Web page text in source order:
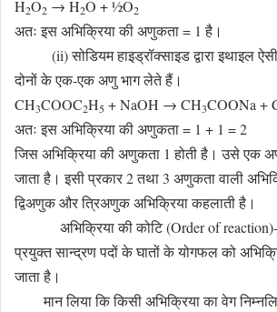
H2O2 → H2O + ½O2
अतः इस अभिक्रिया की अणुकता = 1 है।
(ii) सोडियम हाइड्रॉक्साइड द्वारा इथाइल
दोनों के एक-एक अणु भाग लेते हैं।
CH3COOC2H5 + NaOH → CH3COONa +
अतः इस अभिक्रिया की अणुकता = 1 + 1 = 2
जिस अभिक्रिया की अणुकता 1 होती है। उसे एक
जाता है। इसी प्रकार 2 तथा 3 अणुकता वाली
द्विअणुक और त्रिअणुक अभिक्रिया कहलाती है।
अभिक्रिया की कोटि (Order of
प्रयुक्त सान्द्रण पदों के घातों के योगफल को
जाता है।
मान लिया कि किसी अभिक्रिया का वेग